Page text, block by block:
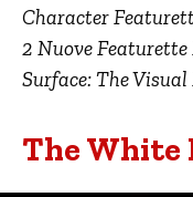
Character
2 Nuove Featurette
Surface: The
The White